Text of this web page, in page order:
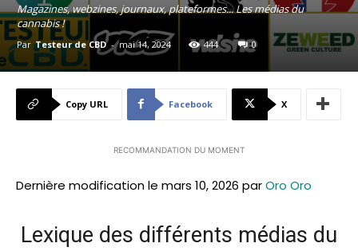
Magazines, webzines, journaux, plateformes... Les médias du
cannabis !
Par Testeur de CBD - mai 14, 2024 444 0
Copy URL Facebook X
RECOMMANDATION DU MOMENT
Dernière modification le mars 10, 2026 parOro Oro
Lexique des différents médias du